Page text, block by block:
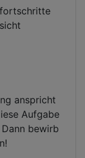
anspricht
Aufgabe
bewirb